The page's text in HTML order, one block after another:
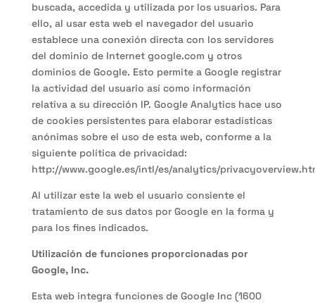
buscada, accedida y utilizada por los usuarios. Para
ello, al usar esta web el navegador del usuario
establece una conexión directa con los servidores
del dominio de Internet google.com y otros
dominios de Google. Esto permite a Google registrar
la actividad del usuario así como información
relativa a su dirección IP. Google Analytics hace uso
de cookies persistentes para elaborar estadísticas
anónimas sobre el uso de esta web, conforme a la
siguiente política de privacidad:
http://www.google.es/intl/es/analytics/
Al utilizar este la web el usuario consiente el
tratamiento de sus datos por Google en la forma y
para los fines indicados.
Utilización de funciones proporcionadas por
Google, Inc.
Esta web integra funciones de Google Inc (1600